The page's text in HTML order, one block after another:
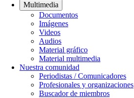
Multimedia
Documentos
Imágenes
Videos
Audios
Material gráfico
Material multimedia
Nuestra comunidad
Periodistas / Comunicadores
Profesionales y organizaciones
Buscador de miembros